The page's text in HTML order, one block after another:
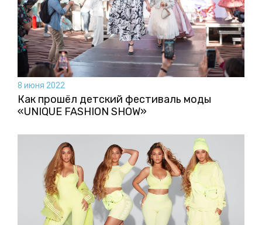
8 июня 2022
Как прошёл детский фестиваль моды
«UNIQUE FASHION SHOW»